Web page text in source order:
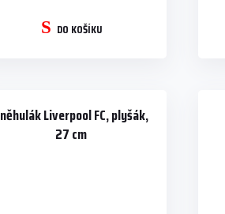
DO KOŠÍKU
Liverpool FC, plyšák,
27 cm